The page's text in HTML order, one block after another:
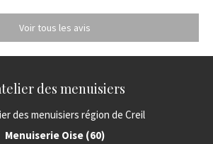
Voir tous les avis
des menuisiers
des menuisiers région de Creil
Menuiserie Oise (60)